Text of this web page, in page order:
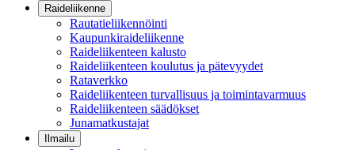
Raideliikenne
Rautatieliikennöinti
Kaupunkiraideliikenne
Raideliikenteen kalusto
Raideliikenteen koulutus ja pätevyydet
Rataverkko
Raideliikenteen turvallisuus ja toimintavarmuus
Raideliikenteen säädökset
Junamatkustajat
Ilmailu